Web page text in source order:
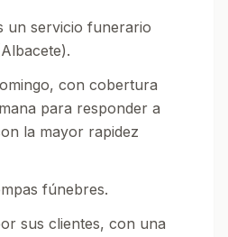
un servicio funerario
con cobertura
para responder a
la mayor rapidez
fúnebres.
sus clientes, con una